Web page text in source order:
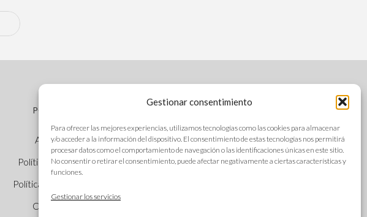
Gestionar consentimiento
Para ofrecer las mejores experiencias, utilizamos tecnologías como las cookies para almacenar
y/o acceder a la información del dispositivo. El consentimiento de estas tecnologías nos permitirá
procesar datos como el comportamiento de navegación o las identificaciones únicas en este sitio.
No consentir o retirar el consentimiento, puede afectar negativamente a ciertas características y
funciones.
Gestionar los servicios
POLÍTICAS
Aviso legal
Política de cookies
Política de privacidad
Canal Ético